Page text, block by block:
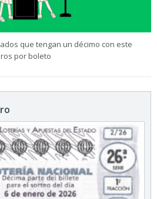
que tengan un décimo con este
por boleto